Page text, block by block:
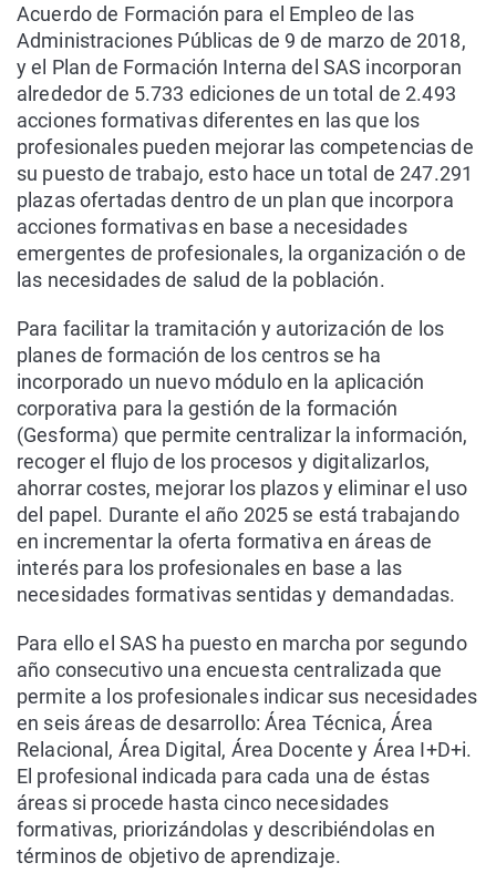
Acuerdo de Formación para el Empleo de las
Administraciones Públicas de 9 de marzo de 2018,
y el Plan de Formación Interna del SAS incorporan
alrededor de 5.733 ediciones de un total de 2.493
acciones formativas diferentes en las que los
profesionales pueden mejorar las competencias de
su puesto de trabajo, esto hace un total de 247.291
plazas ofertadas dentro de un plan que incorpora
acciones formativas en base a necesidades
emergentes de profesionales, la organización o de
las necesidades de salud de la población.
Para facilitar la tramitación y autorización de los
planes de formación de los centros se ha
incorporado un nuevo módulo en la aplicación
corporativa para la gestión de la formación
(Gesforma) que permite centralizar la información,
recoger el flujo de los procesos y digitalizarlos,
ahorrar costes, mejorar los plazos y eliminar el uso
del papel. Durante el año 2025 se está trabajando
en incrementar la oferta formativa en áreas de
interés para los profesionales en base a las
necesidades formativas sentidas y demandadas.
Para ello el SAS ha puesto en marcha por segundo
año consecutivo una encuesta centralizada que
permite a los profesionales indicar sus necesidades
en seis áreas de desarrollo: Área Técnica, Área
Relacional, Área Digital, Área Docente y Área I+D+i.
El profesional indicada para cada una de éstas
áreas si procede hasta cinco necesidades
formativas, priorizándolas y describiéndolas en
términos de objetivo de aprendizaje.